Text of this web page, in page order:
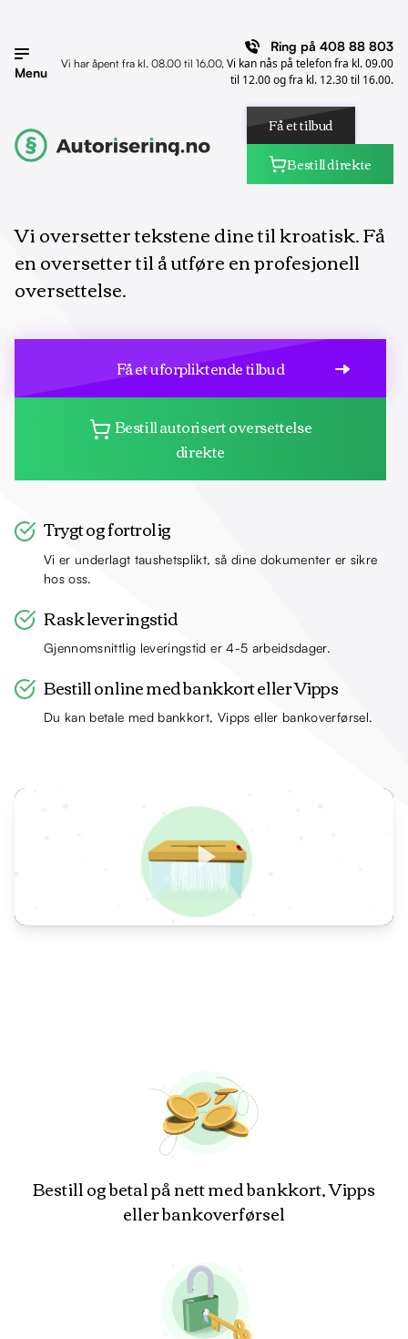
Menu
Ring på 408 88 803
Vi har åpent fra kl. 08.00 til 16.00, Vi kan nås på telefon fra kl. 09.00
til 12.00 og fra kl. 12.30 til 16.00.
Få et tilbud
Bestill direkte
Vi oversetter tekstene dine til kroatisk. Få
en oversetter til å utføre en profesjonell
oversettelse.
Få et uforpliktende tilbud
Bestill autorisert oversettelse
direkte
Trygt og fortrolig
Vi er underlagt taushetsplikt, så dine dokumenter er sikre
hos oss.
Rask leveringstid
Gjennomsnittlig leveringstid er 4-5 arbeidsdager.
Bestill online med bankkort eller Vipps
Du kan betale med bankkort, Vipps eller bankoverførsel.
Bestill og betal på nett med bankkort, Vipps
eller bankoverførsel